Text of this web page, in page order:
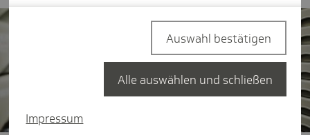
Impressum
Auswahl bestätigen
Alle auswählen und schließen